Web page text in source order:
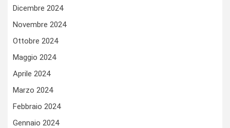
Dicembre 2024
Novembre 2024
Ottobre 2024
Maggio 2024
Aprile 2024
Marzo 2024
Febbraio 2024
Gennaio 2024